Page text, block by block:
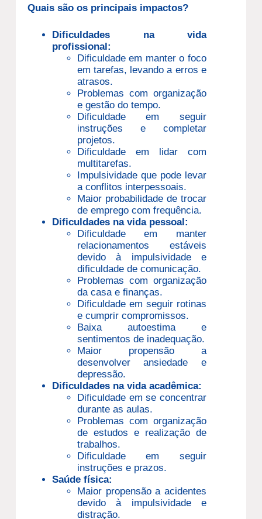
Quais são os principais impactos?
Dificuldades na vida
profissional:
Dificuldade em manter o foco
em tarefas, levando a erros e
atrasos.
Problemas com organização
e gestão do tempo.
Dificuldade em seguir
instruções e completar
projetos.
Dificuldade em lidar com
multitarefas.
Impulsividade que pode levar
a conflitos interpessoais.
Maior probabilidade de trocar
de emprego com frequência.
Dificuldades na vida pessoal:
Dificuldade em manter
relacionamentos estáveis
devido à impulsividade e
dificuldade de comunicação.
Problemas com organização
da casa e finanças.
Dificuldade em seguir rotinas
e cumprir compromissos.
Baixa autoestima e
sentimentos de inadequação.
Maior propensão a
desenvolver ansiedade e
depressão.
Dificuldades na vida acadêmica:
Dificuldade em se concentrar
durante as aulas.
Problemas com organização
de estudos e realização de
trabalhos.
Dificuldade em seguir
instruções e prazos.
Saúde física:
Maior propensão a acidentes
devido à impulsividade e
distração.